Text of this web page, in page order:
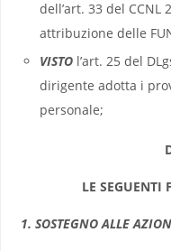
dell’art. 33 del
attribuzione delle
VISTO l’art. 25 del
dirigente adotta i
personale;
LE SEGUENTI
1. SOSTEGNO ALLE